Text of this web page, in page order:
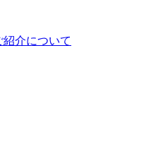
介について